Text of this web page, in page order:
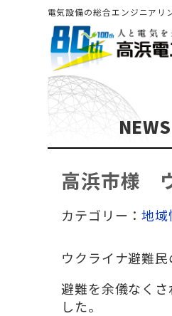
電気設備の総合エンジニアリ
NEWS
高浜市様
カテゴリー：地域
ウクライナ避難
避難を余儀なく
した。